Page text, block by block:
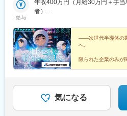
給与
年収400万円（月給30万円＋手
者）
――次世代半導体の
へ。
限られた企業のみが
気になる